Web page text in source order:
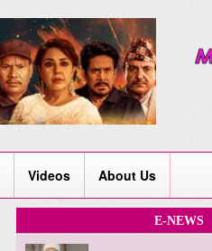
Videos About Us
E-NEWS